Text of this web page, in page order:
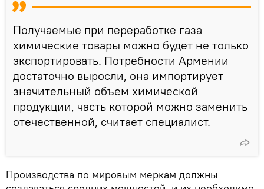
Получаемые при переработке газа
химические товары можно будет не только
экспортировать. Потребности Армении
достаточно выросли, она импортирует
значительный объем химической
продукции, часть которой можно заменить
отечественной, считает специалист.
Производства по мировым меркам должны